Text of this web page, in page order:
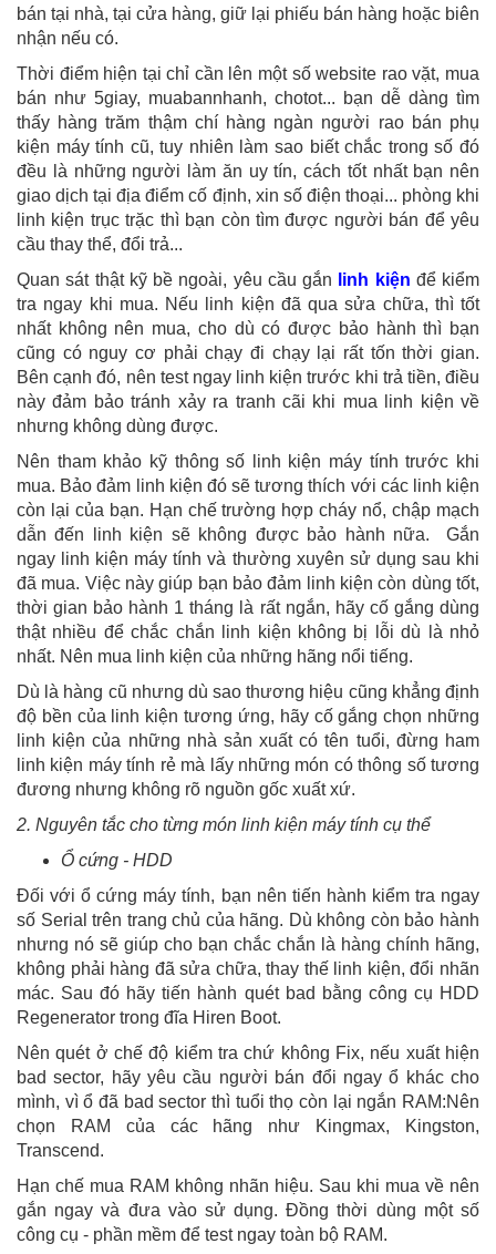
bán tại nhà, tại cửa hàng, giữ lại phiếu bán hàng hoặc biên
nhận nếu có.
Thời điểm hiện tại chỉ cần lên một số website rao vặt, mua
bán như 5giay, muabannhanh, chotot... bạn dễ dàng tìm
thấy hàng trăm thậm chí hàng ngàn người rao bán phụ
kiện máy tính cũ, tuy nhiên làm sao biết chắc trong số đó
đều là những người làm ăn uy tín, cách tốt nhất bạn nên
giao dịch tại địa điểm cố định, xin số điện thoại... phòng khi
linh kiện trục trặc thì bạn còn tìm được người bán để yêu
cầu thay thể, đổi trả...
Quan sát thật kỹ bề ngoài, yêu cầu gắn
linh kiện để kiểm
tra ngay khi mua. Nếu linh kiện đã qua sửa chữa, thì tốt
nhất không nên mua, cho dù có được bảo hành thì bạn
cũng có nguy cơ phải chạy đi chạy lại rất tốn thời gian.
Bên cạnh đó, nên test ngay linh kiện trước khi trả tiền, điều
này đảm bảo tránh xảy ra tranh cãi khi mua linh kiện về
nhưng không dùng được.
Nên tham khảo kỹ thông số linh kiện máy tính trước khi
mua. Bảo đảm linh kiện đó sẽ tương thích với các linh kiện
còn lại của bạn. Hạn chế trường hợp cháy nổ, chập mạch
dẫn đến linh kiện sẽ không được bảo hành nữa. Gắn
ngay linh kiện máy tính và thường xuyên sử dụng sau khi
đã mua. Việc này giúp bạn bảo đảm linh kiện còn dùng tốt,
thời gian bảo hành 1 tháng là rất ngắn, hãy cố gắng dùng
thật nhiều để chắc chắn linh kiện không bị lỗi dù là nhỏ
nhất. Nên mua linh kiện của những hãng nổi tiếng.
Dù là hàng cũ nhưng dù sao thương hiệu cũng khẳng định
độ bền của linh kiện tương ứng, hãy cố gắng chọn những
linh kiện của những nhà sản xuất có tên tuổi, đừng ham
linh kiện máy tính rẻ mà lấy những món có thông số tương
đương nhưng không rõ nguồn gốc xuất xứ.
2. Nguyên tắc cho từng món linh kiện máy tính cụ thể
Ổ cứng - HDD
Đối với ổ cứng máy tính, bạn nên tiến hành kiểm tra ngay
số Serial trên trang chủ của hãng. Dù không còn bảo hành
nhưng nó sẽ giúp cho bạn chắc chắn là hàng chính hãng,
không phải hàng đã sửa chữa, thay thế linh kiện, đổi nhãn
mác. Sau đó hãy tiến hành quét bad bằng công cụ HDD
Regenerator trong đĩa Hiren Boot.
Nên quét ở chế độ kiểm tra chứ không Fix, nếu xuất hiện
bad sector, hãy yêu cầu người bán đổi ngay ổ khác cho
mình, vì ổ đã bad sector thì tuổi thọ còn lại ngắn RAM:Nên
chọn RAM của các hãng như Kingmax, Kingston,
Transcend.
Hạn chế mua RAM không nhãn hiệu. Sau khi mua về nên
gắn ngay và đưa vào sử dụng. Đồng thời dùng một số
công cụ - phần mềm để test ngay toàn bộ RAM.